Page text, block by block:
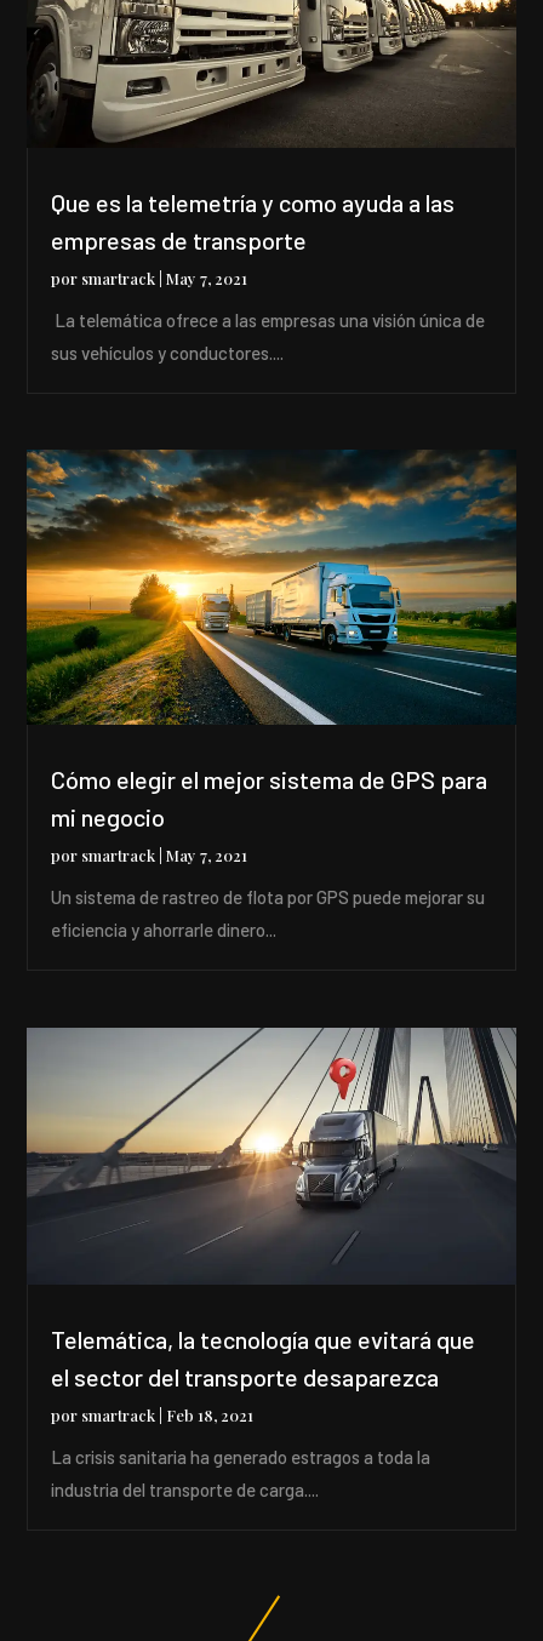
Que es la telemetría y como ayuda a las
empresas de transporte
por smartrack |May 7, 2021
La telemática ofrece a las empresas una visión única de
sus vehículos y conductores....
Cómo elegir el mejor sistema de GPS para
mi negocio
por smartrack |May 7, 2021
Un sistema de rastreo de flota por GPS puede mejorar su
eficiencia y ahorrarle dinero...
Telemática, la tecnología que evitará que
el sector del transporte desaparezca
por smartrack Feb 18, 2021
La crisis sanitaria ha generado estragos a toda la
industria del transporte de carga....